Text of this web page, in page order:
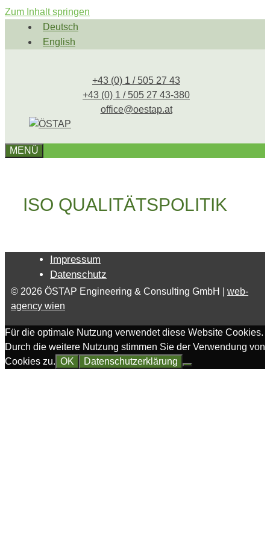
Zum Inhalt springen
Deutsch
English
+43 (0) 1 / 505 27 43
+43 (0) 1 / 505 27 43-380
office@oestap.at
MENÜ
ISO QUALITÄTSPOLITIK
Impressum
Datenschutz
© 2026 ÖSTAP Engineering & Consulting GmbH | web-
agency wien
Für die optimale Nutzung verwendet diese Website Cookies.
Durch die weitere Nutzung stimmen Sie der Verwendung von
Cookies zu. OK Datenschutzerklärung